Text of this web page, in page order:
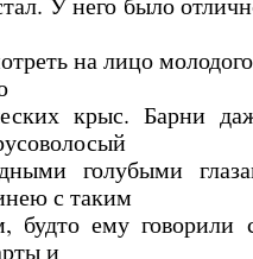
на лицо
крыс. Барни
голубыми
с таким
ему говорили
и